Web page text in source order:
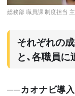
総務部 職員課 制度担当
それぞれの
と、各職員
──カオナビ導